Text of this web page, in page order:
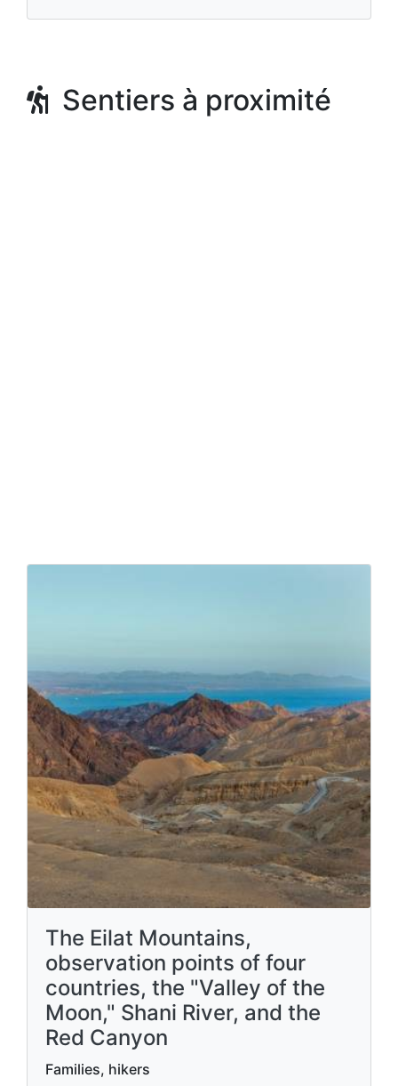
Sentiers à proximité
The Eilat Mountains,
observation points of four
countries, the "Valley of the
Moon," Shani River, and the
Red Canyon
Families, hikers